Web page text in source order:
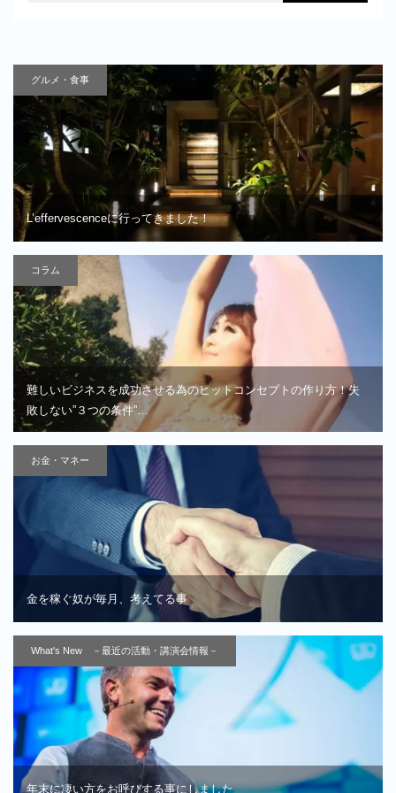
グルメ・食事
L’effervescenceに行ってきました！
コラム
難しいビジネスを成功させる為のヒットコンセプトの作り方！失
敗しない”３つの条件”…
お金・マネー
金を稼ぐ奴が毎月、考えてる事
What's New －最近の活動・講演会情報－
年末に凄い方をお呼びする事にしました